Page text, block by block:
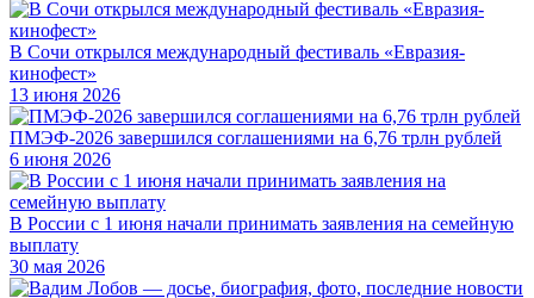
В Сочи открылся международный фестиваль «Евразия-
кинофест»
13 июня 2026
ПМЭФ-2026 завершился соглашениями на 6,76 трлн рублей
6 июня 2026
В России с 1 июня начали принимать заявления на семейную
выплату
30 мая 2026